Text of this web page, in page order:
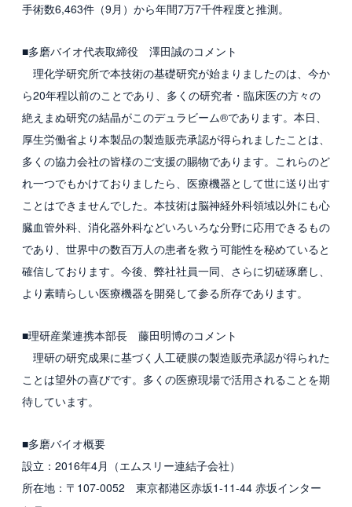
手術数6,463件（9月）から年間7万7千件程度と推測。
■多磨バイオ代表取締役 澤田誠のコメント
理化学研究所で本技術の基礎研究が始まりましたのは、今か
ら20年程以前のことであり、多くの研究者・臨床医の方々の
絶えまぬ研究の結晶がこのデュラビーム®であります。本日、
厚生労働省より本製品の製造販売承認が得られましたことは、
多くの協力会社の皆様のご支援の賜物であります。これらのど
れ一つでもかけておりましたら、医療機器として世に送り出す
ことはできませんでした。本技術は脳神経外科領域以外にも心
臓血管外科、消化器外科などいろいろな分野に応用できるもの
であり、世界中の数百万人の患者を救う可能性を秘めていると
確信しております。今後、弊社社員一同、さらに切磋琢磨し、
より素晴らしい医療機器を開発して参る所存であります。
■理研産業連携本部長 藤田明博のコメント
理研の研究成果に基づく人工硬膜の製造販売承認が得られた
ことは望外の喜びです。多くの医療現場で活用されることを期
待しています。
■多磨バイオ概要
設立：2016年4月（エムスリー連結子会社）
所在地：〒107-0052 東京都港区赤坂1-11-44 赤坂インター